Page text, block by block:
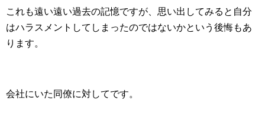
これも遠い遠い過去の記憶ですが、思い出してみると自分
はハラスメントしてしまったのではないかという後悔もあ
ります。
会社にいた同僚に対してです。